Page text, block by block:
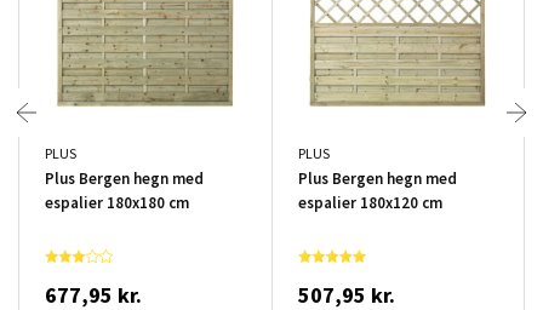
PLUS
Plus Bergen hegn med
espalier 180x180 cm
677,95 kr.
PLUS
Plus Bergen hegn med
espalier 180x120 cm
507,95 kr.